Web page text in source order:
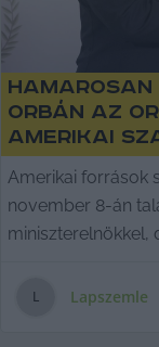
Orbán az
amerikai
Amerikai források
november 8-án
miniszterelnökkel,
L Lapszemle